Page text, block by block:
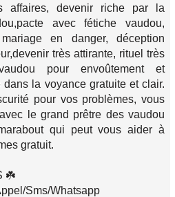
affaires, devenir riche par la
avec fétiche vaudou,
en danger, déception
très attirante, rituel très
pour envoûtement et
la voyance gratuite et clair.
pour vos problèmes, vous
le grand prêtre des vaudou
qui peut vous aider à
gratuit.
☘️
Sms/Whatsapp